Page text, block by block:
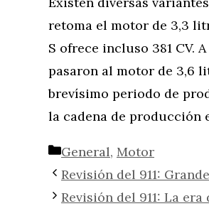
retoma el motor de 3,3
S ofrece incluso 381 CV.
pasaron al motor de 3,6
brevísimo periodo de
la cadena de producción
Categorías
General, Motor
Revisión del 911:
Revisión del 911: La